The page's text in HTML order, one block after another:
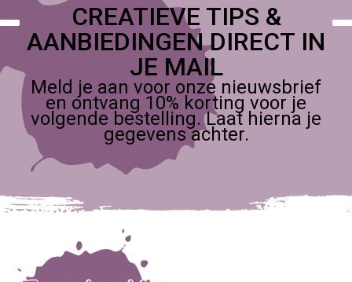
CREATIEVE TIPS &
AANBIEDINGEN DIRECT IN
JE MAIL
Meld je aan voor onze nieuwsbrief
en ontvang 10% korting voor je
volgende bestelling. Laat hierna je
gegevens achter.